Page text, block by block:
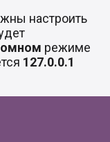
настроить
режиме
127.0.0.1